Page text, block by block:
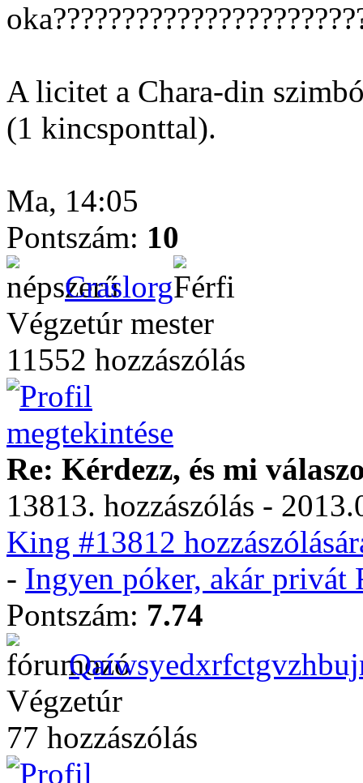
A licitet a Chara-din
(1 kincsponttal).
Ma, 14:05
Pontszám: 10
Craslorg
Végzetúr mester
11552 hozzászólás
Re: Kérdezz, és mi
13813. hozzászólás -
King #13812
- Ingyen póker, akár privát
Pontszám: 7.74
Végzetúr
77 hozzászólás